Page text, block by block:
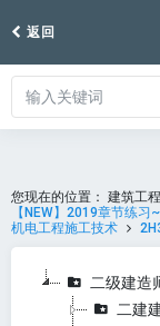
返回
您现在的位置： 建筑工
【NEW】2019章节练习
机电工程施工技术
二级建造
二建